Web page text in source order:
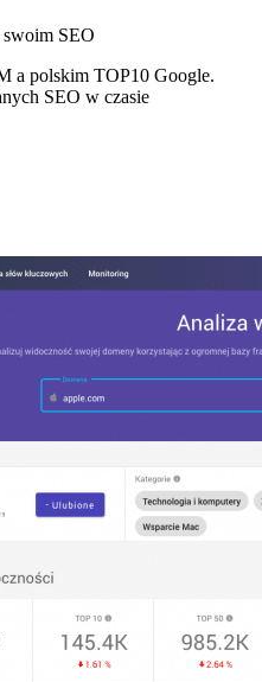
swoim SEO
a polskim TOP10 Google.
SEO w czasie